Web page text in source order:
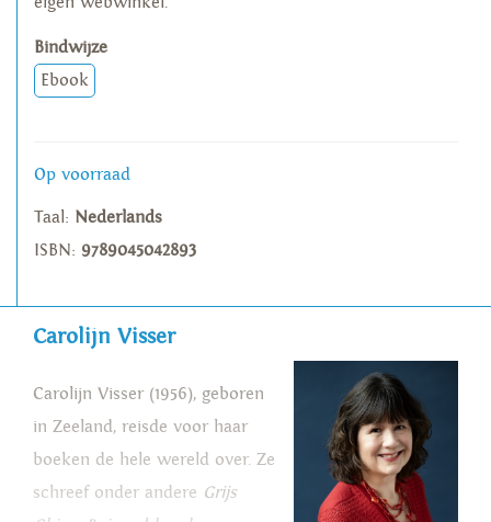
Bindwijze
Ebook
Op voorraad
Taal: Nederlands
ISBN: 9789045042893
Carolijn Visser
Carolijn Visser (1956), geboren
in Zeeland, reisde voor haar
boeken de hele wereld over. Ze
schreef onder andere Grijs